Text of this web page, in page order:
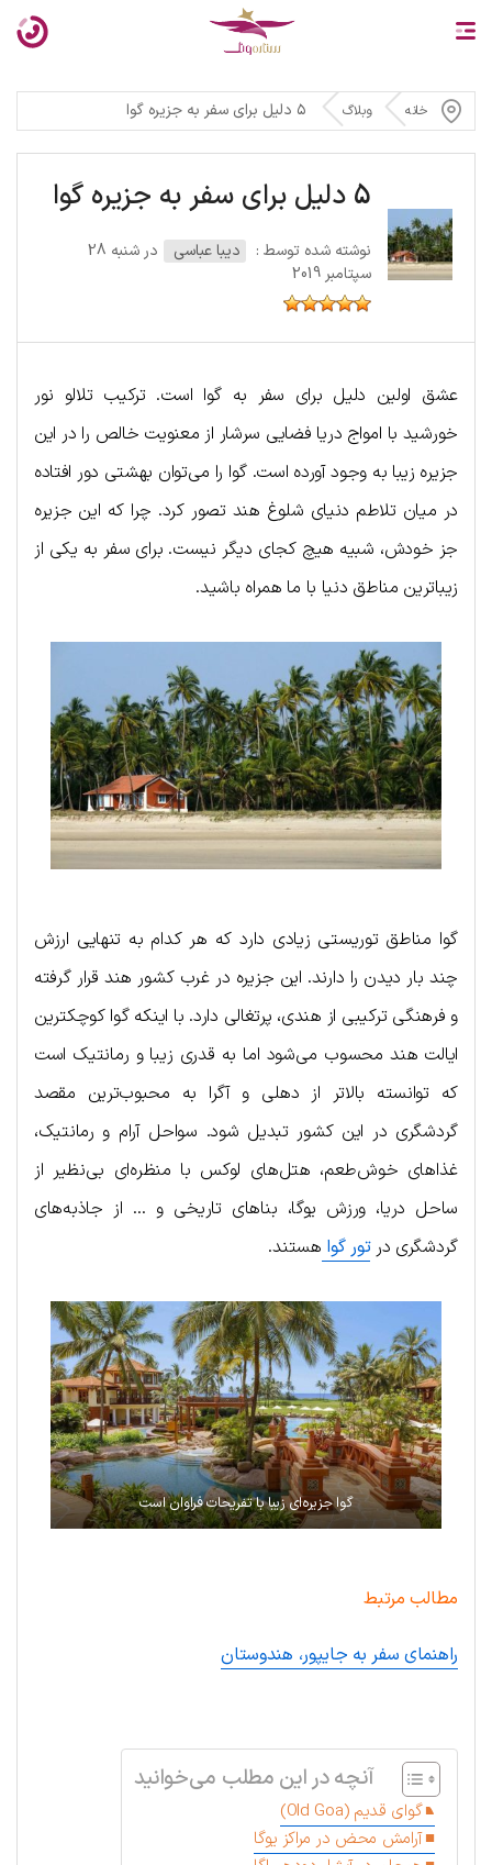
خانه وبلاگ ۵ دلیل برای سفر به جزیره گوا
5 دلیل برای سفر به جزیره گوا
نوشته شده توسط : دیبا عباسی
در شنبه 28
سپتامبر 2019
عشق اولین دلیل برای سفر به گوا است. ترکیب تلالو نور
خورشید با امواج دریا فضایی سرشار از معنویت خالص را در این
جزیره زیبا به وجود آورده‌ است. گوا را می‌توان بهشتی دور افتاده
در میان تلاطم دنیای شلوغ هند تصور کرد. چرا که این جزیره
جز خودش، شبیه هیچ کجای دیگر نیست. برای سفر به یکی از
زیباترین مناطق دنیا با ما همراه باشید.
گوا مناطق توریستی زیادی دارد که هر کدام به تنهایی ارزش
چند بار دیدن را دارند. این جزیره در غرب کشور هند قرار گرفته
و فرهنگی ترکیبی از هندی، پرتغالی دارد. با اینکه گوا کوچکترین
ایالت هند محسوب می‌شود اما به قدری زیبا و رمانتیک است
که توانسته بالاتر از دهلی و آگرا به محبوب‌ترین مقصد
گردشگری در این کشور تبدیل شود. سواحل آرام و رمانتیک،
غذاهای خوش‌طعم، هتل‌های لوکس با منظره‌ای بی‌نظیر از
ساحل دریا، ورزش یوگا، بناهای تاریخی و … از جاذبه‌های
گردشگری درتور گوا هستند.
گوا جزیره‌ای زیبا با تفریحات فراوان است
مطالب مرتبط
راهنمای سفر به جایپور، هندوستان
آنچه در این مطلب می‌خوانید
گوای قدیم (Old Goa)
آرامش محض در مراکز یوگا